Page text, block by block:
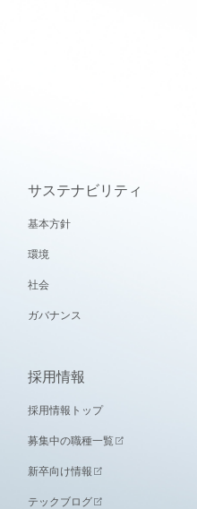
サステナビリティ
基本方針
環境
社会
ガバナンス
採用情報
採用情報トップ
募集中の職種一覧
新卒向け情報
テックブログ